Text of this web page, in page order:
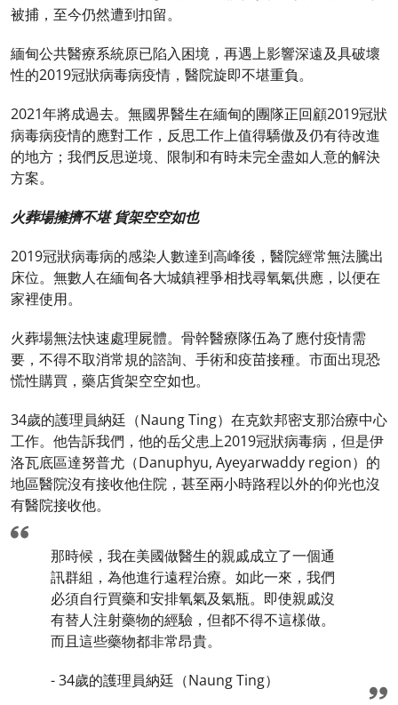
被捕，至今仍然遭到扣留。
緬甸公共醫療系統原已陷入困境，再遇上影響深遠及具破壞
性的2019冠狀病毒病疫情，醫院旋即不堪重負。
2021年將成過去。無國界醫生在緬甸的團隊正回顧2019冠狀
病毒病疫情的應對工作，反思工作上值得驕傲及仍有待改進
的地方；我們反思逆境、限制和有時未完全盡如人意的解決
方案。
火葬場擁擠不堪 貨架空空如也
2019冠狀病毒病的感染人數達到高峰後，醫院經常無法騰出
床位。無數人在緬甸各大城鎮裡爭相找尋氧氣供應，以便在
家裡使用。
火葬場無法快速處理屍體。骨幹醫療隊伍為了應付疫情需
要，不得不取消常規的諮詢、手術和疫苗接種。市面出現恐
慌性購買，藥店貨架空空如也。
34歲的護理員納廷（Naung Ting）在克欽邦密支那治療中心
工作。他告訴我們，他的岳父患上2019冠狀病毒病，但是伊
洛瓦底區達努普尤（Danuphyu, Ayeyarwaddy region）的
地區醫院沒有接收他住院，甚至兩小時路程以外的仰光也沒
有醫院接收他。
那時候，我在美國做醫生的親戚成立了一個通
訊群組，為他進行遠程治療。如此一來，我們
必須自行買藥和安排氧氣及氣瓶。即使親戚沒
有替人注射藥物的經驗，但都不得不這樣做。
而且這些藥物都非常昂貴。
- 34歲的護理員納廷（Naung Ting）